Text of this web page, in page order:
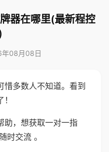
器在哪里(最新程控
年08月08日
惜多数人不知道。看到
助，想获取一对一指
时交流 。